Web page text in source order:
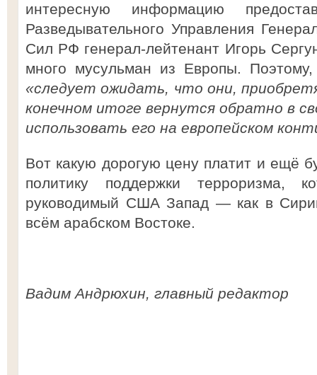
интересную информацию
Разведывательного Управления
Сил РФ генерал-лейтенант Игорь
много мусульман из Европы.
«следует ожидать, что они,
конечном итоге вернутся обратно в
использовать его на европейском
Вот какую дорогую цену платит и ещё
политику поддержки терроризма,
руководимый США Запад — как в
всём арабском Востоке.
Вадим Андрюхин, главный редактор